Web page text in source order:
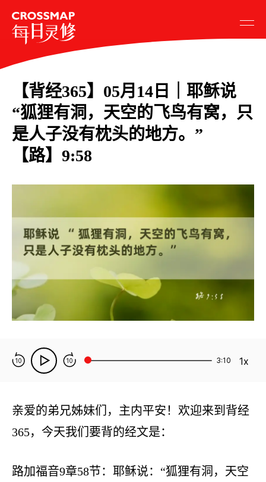
【背经365】05月14日｜耶稣说
“狐狸有洞，天空的飞鸟有窝，只
是人子没有枕头的地方。”
【路】9:58
10 10 3:10 1x
亲爱的弟兄姊妹们，主内平安！欢迎来到背经
365，今天我们要背的经文是：
路加福音9章58节：耶稣说：“狐狸有洞，天空